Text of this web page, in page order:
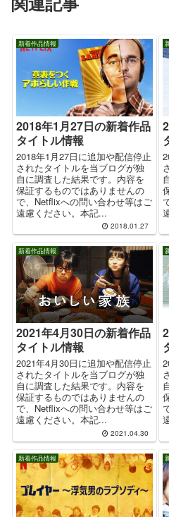
新着作品情報
2018年1月27日の新着作品
タイトル情報
2018年1月27日に追加や配信停止
されたタイトルを当ブログが独
自に調査した結果です。内容を
保証するものではありませんの
で、Netflixへの問い合わせ等はご
遠慮ください。本記...
2018.01.27
新着作品情報
2021年4月30日の新着作品
タイトル情報
2021年4月30日に追加や配信停止
されたタイトルを当ブログが独
自に調査した結果です。内容を
保証するものではありませんの
で、Netflixへの問い合わせ等はご
遠慮ください。本記...
2021.04.30
新着作品情報